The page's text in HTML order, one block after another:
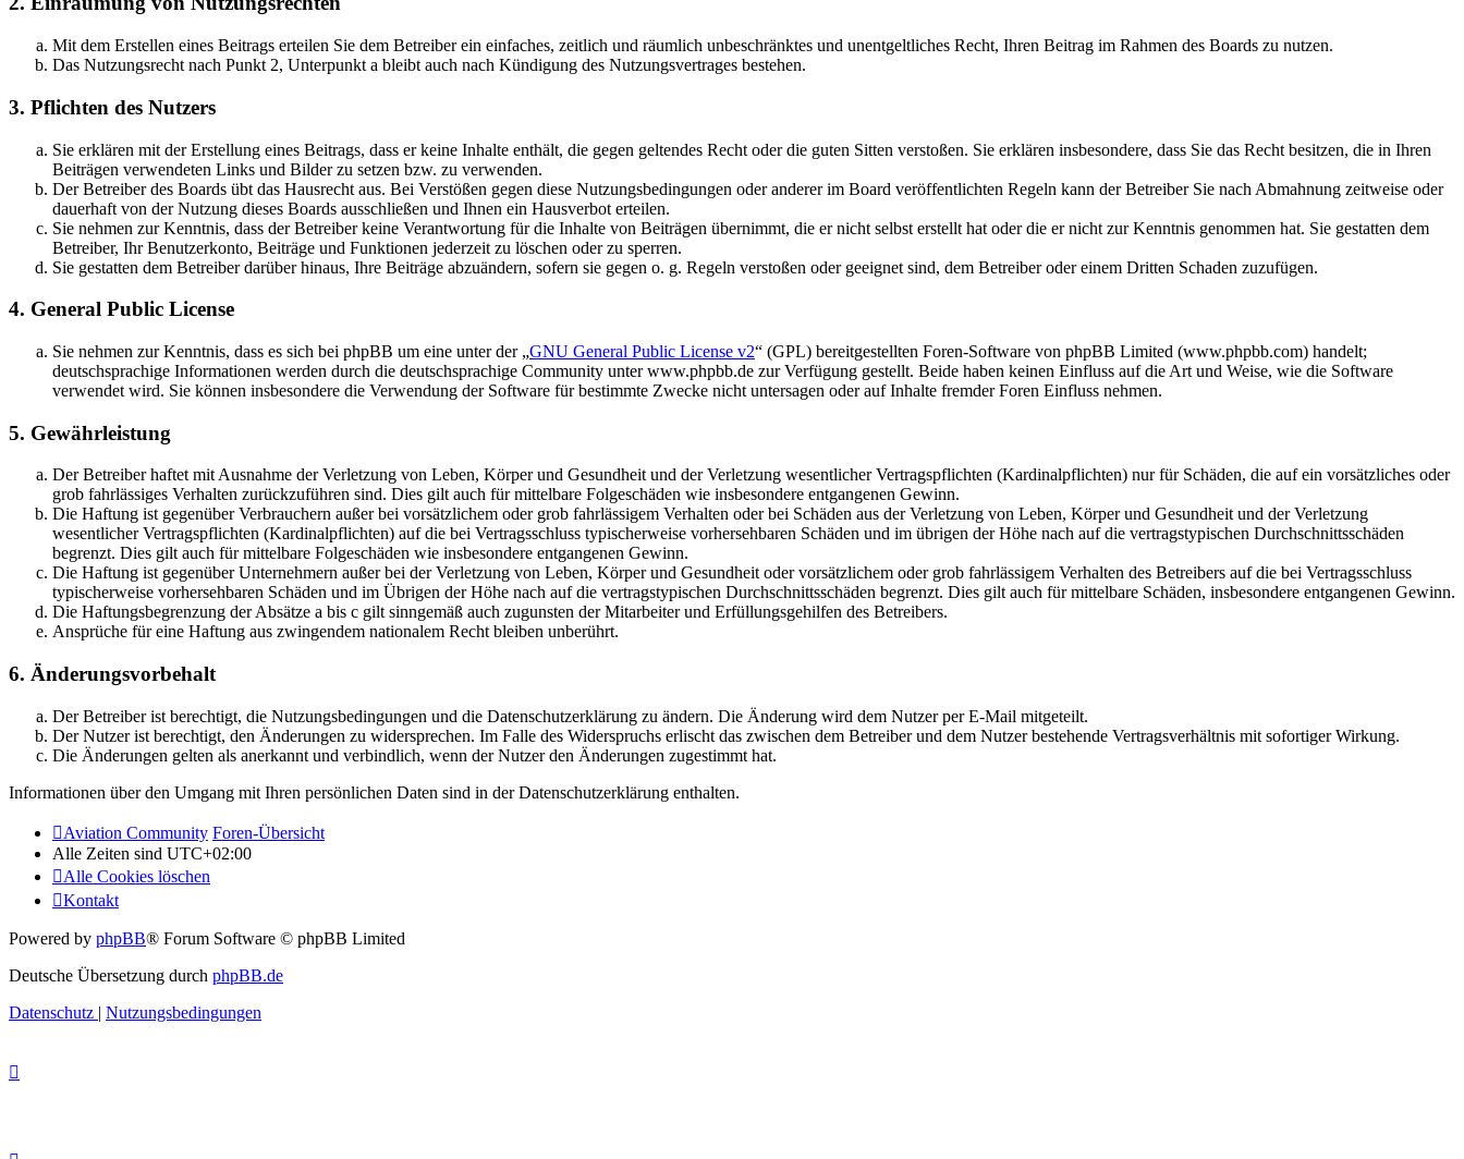
Mit dem Erstellen eines Beitrags erteilen Sie dem Betreiber ein einfaches, zeitlich und räumlich unbeschränktes und unentgeltliches Recht, Ihren Beitrag im Rahmen des Boards zu nutzen.
Das Nutzungsrecht nach Punkt 2, Unterpunkt a bleibt auch nach Kündigung des Nutzungsvertrages bestehen.
3. Pflichten des Nutzers
Sie erklären mit der Erstellung eines Beitrags, dass er keine Inhalte enthält, die gegen geltendes Recht oder die guten Sitten verstoßen. Sie erklären insbesondere, dass Sie das Recht besitzen, die in Ihren
Beiträgen verwendeten Links und Bilder zu setzen bzw. zu verwenden.
Der Betreiber des Boards übt das Hausrecht aus. Bei Verstößen gegen diese Nutzungsbedingungen oder anderer im Board veröffentlichten Regeln kann der Betreiber Sie nach Abmahnung zeitweise oder
dauerhaft von der Nutzung dieses Boards ausschließen und Ihnen ein Hausverbot erteilen.
Sie nehmen zur Kenntnis, dass der Betreiber keine Verantwortung für die Inhalte von Beiträgen übernimmt, die er nicht selbst erstellt hat oder die er nicht zur Kenntnis genommen hat. Sie gestatten dem
Betreiber, Ihr Benutzerkonto, Beiträge und Funktionen jederzeit zu löschen oder zu sperren.
Sie gestatten dem Betreiber darüber hinaus, Ihre Beiträge abzuändern, sofern sie gegen o. g. Regeln verstoßen oder geeignet sind, dem Betreiber oder einem Dritten Schaden zuzufügen.
4. General Public License
Sie nehmen zur Kenntnis, dass es sich bei phpBB um eine unter der „GNU General Public License v2“ (GPL) bereitgestellten Foren-Software von phpBB Limited (www.phpbb.com) handelt;
deutschsprachige Informationen werden durch die deutschsprachige Community unter www.phpbb.de zur Verfügung gestellt. Beide haben keinen Einfluss auf die Art und Weise, wie die Software
verwendet wird. Sie können insbesondere die Verwendung der Software für bestimmte Zwecke nicht untersagen oder auf Inhalte fremder Foren Einfluss nehmen.
5. Gewährleistung
Der Betreiber haftet mit Ausnahme der Verletzung von Leben, Körper und Gesundheit und der Verletzung wesentlicher Vertragspflichten (Kardinalpflichten) nur für Schäden, die auf ein vorsätzliches oder
grob fahrlässiges Verhalten zurückzuführen sind. Dies gilt auch für mittelbare Folgeschäden wie insbesondere entgangenen Gewinn.
Die Haftung ist gegenüber Verbrauchern außer bei vorsätzlichem oder grob fahrlässigem Verhalten oder bei Schäden aus der Verletzung von Leben, Körper und Gesundheit und der Verletzung
wesentlicher Vertragspflichten (Kardinalpflichten) auf die bei Vertragsschluss typischerweise vorhersehbaren Schäden und im übrigen der Höhe nach auf die vertragstypischen Durchschnittsschäden
begrenzt. Dies gilt auch für mittelbare Folgeschäden wie insbesondere entgangenen Gewinn.
Die Haftung ist gegenüber Unternehmern außer bei der Verletzung von Leben, Körper und Gesundheit oder vorsätzlichem oder grob fahrlässigem Verhalten des Betreibers auf die bei Vertragsschluss
typischerweise vorhersehbaren Schäden und im Übrigen der Höhe nach auf die vertragstypischen Durchschnittsschäden begrenzt. Dies gilt auch für mittelbare Schäden, insbesondere entgangenen Gewinn.
Die Haftungsbegrenzung der Absätze a bis c gilt sinngemäß auch zugunsten der Mitarbeiter und Erfüllungsgehilfen des Betreibers.
Ansprüche für eine Haftung aus zwingendem nationalem Recht bleiben unberührt.
6. Änderungsvorbehalt
Der Betreiber ist berechtigt, die Nutzungsbedingungen und die Datenschutzerklärung zu ändern. Die Änderung wird dem Nutzer per E-Mail mitgeteilt.
Der Nutzer ist berechtigt, den Änderungen zu widersprechen. Im Falle des Widerspruchs erlischt das zwischen dem Betreiber und dem Nutzer bestehende Vertragsverhältnis mit sofortiger Wirkung.
Die Änderungen gelten als anerkannt und verbindlich, wenn der Nutzer den Änderungen zugestimmt hat.
Informationen über den Umgang mit Ihren persönlichen Daten sind in der Datenschutzerklärung enthalten.
Aviation Community Foren-Übersicht
Alle Zeiten sind UTC+02:00
Alle Cookies löschen
Kontakt
Powered by phpBB® Forum Software © phpBB Limited
Deutsche Übersetzung durch phpBB.de
Datenschutz | Nutzungsbedingungen